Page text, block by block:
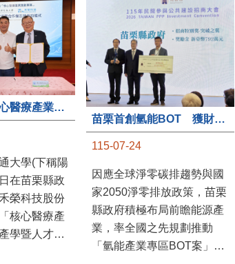
縣長見證「核心醫療產業推動園區」產學合作簽約儀式
學(下稱陽
在苗栗縣政
榮科技股份
核心醫療產
學暨人才培
為苗栗產業
苗栗首創氫能BOT 獲財政部「突破之翼」肯定
115-07-24
家2050淨零排放政策，苗栗
縣政府積極布局前瞻能源產
業，率全國之先規劃推動
「氫能產業專區BOT案」，
透過促進民間參與公共建設